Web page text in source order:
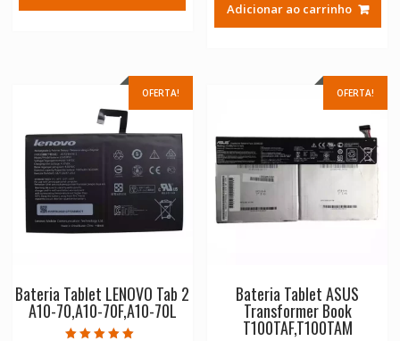
era:
é:
Adicionar ao carrinho
OFERTA!
Bateria Tablet LENOVO Tab 2
A10-70,A10-70F,A10-70L
OFERTA!
Bateria Tablet ASUS
Transformer Book
T100TAF,T100TAM